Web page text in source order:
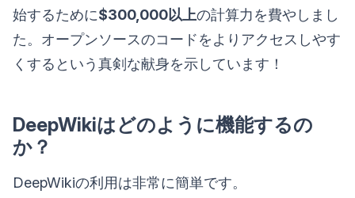
始するために$300,000以上の計算力を費やしまし
た。オープンソースのコードをよりアクセスしやす
くするという真剣な献身を示しています！
DeepWikiはどのように機能するの
か？
DeepWikiの利用は非常に簡単です。